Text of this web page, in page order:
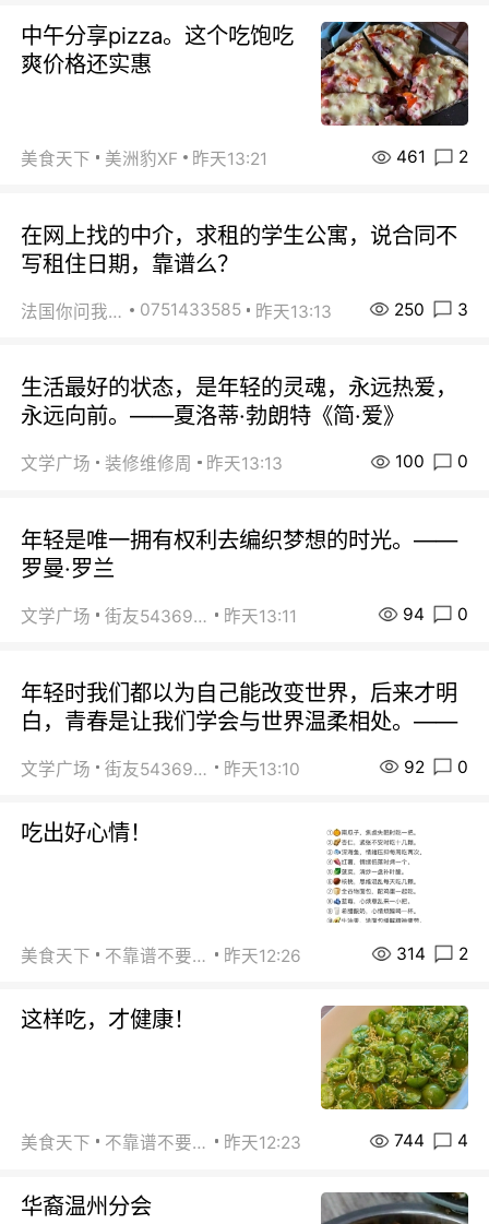
中午分享pizza。这个吃饱吃
爽价格还实惠
美食天下 美洲豹XF 昨天13:21 461 2
在网上找的中介，求租的学生公寓，说合同不
写租住日期，靠谱么？
法国你问我答 0751433585 昨天13:13 250 3
生活最好的状态，是年轻的灵魂，永远热爱，
永远向前。——夏洛蒂·勃朗特《简·爱》
文学广场 装修维修周 昨天13:13 100 0
年轻是唯一拥有权利去编织梦想的时光。——
罗曼·罗兰
文学广场 街友54369822 昨天13:11 94 0
年轻时我们都以为自己能改变世界，后来才明
白，青春是让我们学会与世界温柔相处。——
文学广场 街友54369822 昨天13:10 92 0
吃出好心情！
美食天下 不靠谱不要联系 昨天12:26 314 2
这样吃，才健康！
美食天下 不靠谱不要联系 昨天12:23 744 4
华裔温州分会